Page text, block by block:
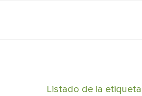
Listado de la